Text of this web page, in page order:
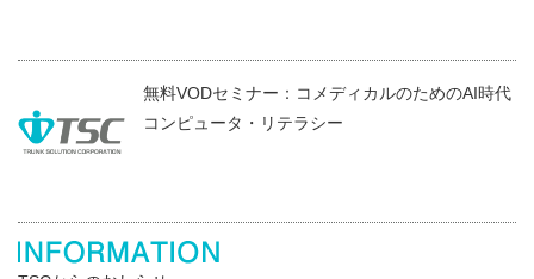
無料VODセミナー：コメディカルのためのAI時代
コンピュータ・リテラシー